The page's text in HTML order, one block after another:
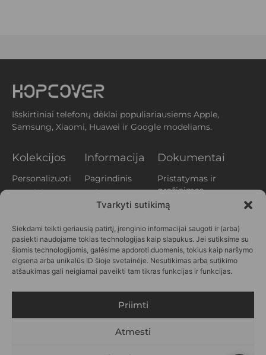
Tvarkyti sutikimą
Siekdami teikti geriausią patirtį, įrenginio informacijai saugoti ir (arba)
pasiekti naudojame tokias technologijas kaip slapukus. Jei sutiksime su
šiomis technologijomis, galėsime apdoroti duomenis, tokius kaip naršymo
elgsena arba unikalūs ID šioje svetainėje. Nesutikimas arba sutikimo
atšaukimas gali neigiamai paveikti tam tikras funkcijas ir funkcijas.
Priimti
Atmesti
Išskirtiniai telefonų dėklai populiariausiems Apple,
Samsung, Xiaomi, Huawei ir Google modeliams.
Kolekcijos
Personalizuoti
Augalai
Printai
Vasara
Personažai
Informacija
Pagrindinis
Apie mus
Klientų
Kontaktai
DUK
Verslui
Dokumentai
Pristatymas ir
grąžinimas
Privatumo
Slapukų politika
(EU)
SEKITE